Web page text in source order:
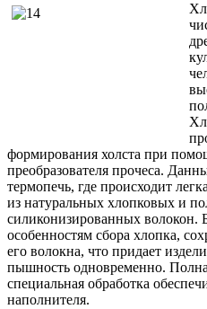
формирования холста при
преобразователя прочеса.
термопечь, где происходит
из натуральных хлопковых и
силиконизированных волокон.
особенностям сбора хлопка,
его волокна, что придает
пышность одновременно.
специальная обработка
наполнителя.